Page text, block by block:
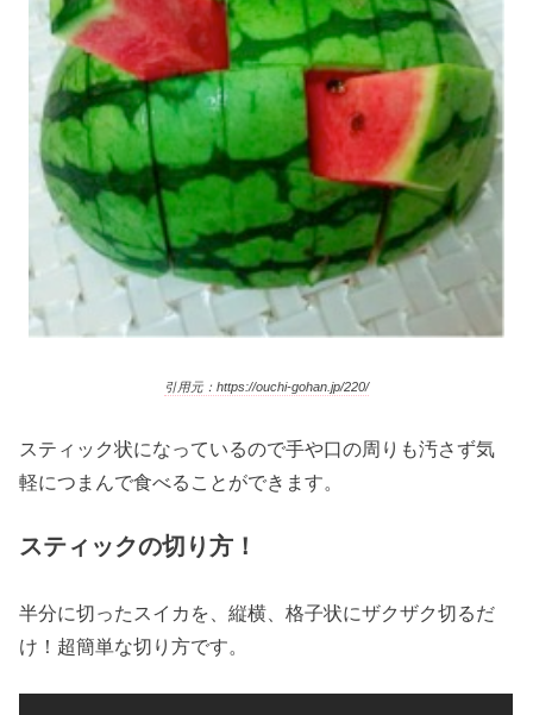
引用元：https://ouchi-gohan.jp/220/
スティック状になっているので手や口の周りも汚さず気
軽につまんで食べることができます。
スティックの切り方！
半分に切ったスイカを、縦横、格子状にザクザク切るだ
け！超簡単な切り方です。